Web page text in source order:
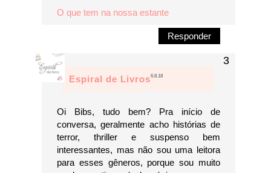
O que tem na nossa estante
Responder
Espiral de Livros6.8.18
Oi Bibs, tudo bem? Pra início de
conversa, geralmente acho histórias de
terror, thriller e suspenso bem
interessantes, mas não sou uma leitora
para esses gêneros, porque sou muito